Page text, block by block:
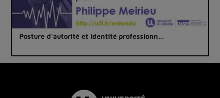
Posture d'autorité et identité professionn…